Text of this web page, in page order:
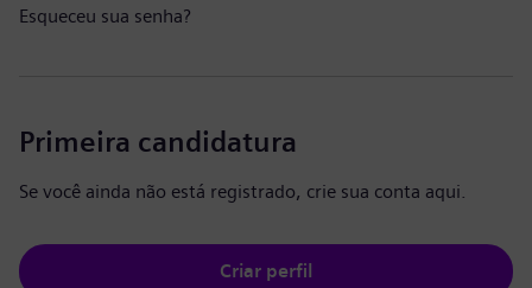
Esqueceu sua senha?
Primeira candidatura
Se você ainda não está registrado, crie sua conta aqui.
Criar perfil